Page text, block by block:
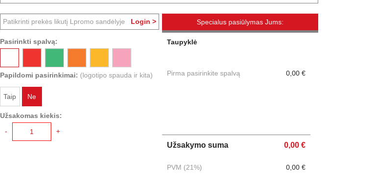
Patikrinti prekės likutį Lpromo sandėlyje Login >
Pasirinkti spalvą:
Papildomi pasirinkimai: (logotipo spauda ir kita)
Taip Ne
Užsakomas kiekis:
-
+
Specialus pasiūlymas Jums:
Taupyklė
Pirma pasirinkite spalvą 0,00 €
Užsakymo suma 0,00 €
PVM (21%) 0,00 €